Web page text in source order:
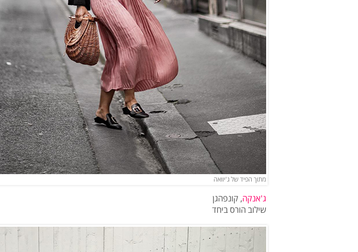
מתוך הפיד של ג'יוואה
ג'אנקה, קונפהגן
שילוב הורס ביחד